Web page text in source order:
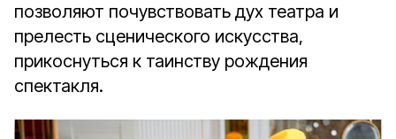
позволяют почувствовать дух театра и
прелесть сценического искусства,
прикоснуться к таинству рождения
спектакля.